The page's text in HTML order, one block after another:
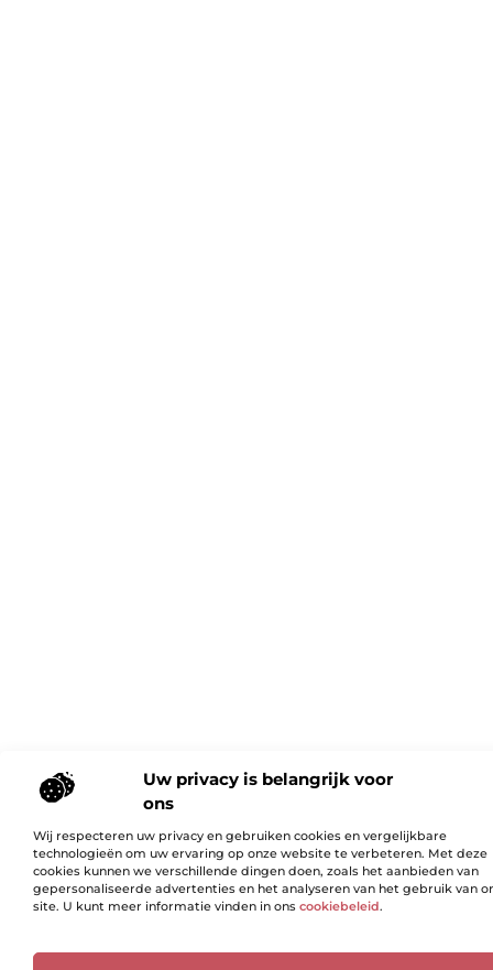
Uw privacy is belangrijk voor
ons
Wij respecteren uw privacy en gebruiken cookies en vergelijkbare
technologieën om uw ervaring op onze website te verbeteren. Met deze
cookies kunnen we verschillende dingen doen, zoals het aanbieden van
gepersonaliseerde advertenties en het analyseren van het gebruik van
site. U kunt meer informatie vinden in ons cookiebeleid.